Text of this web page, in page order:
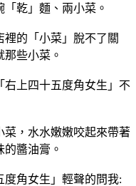
乾」麵、兩小菜。
的「小菜」脫不了關
些小菜。
右上四十五度角女生」不
菜，水水嫩嫩咬起來帶著
醬油膏。
度角女生」輕聲的問我: